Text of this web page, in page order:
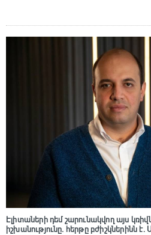
Էլիտաների դեմ շարունակվող այս
իշխանությունը. հերթը բժիշկներինն